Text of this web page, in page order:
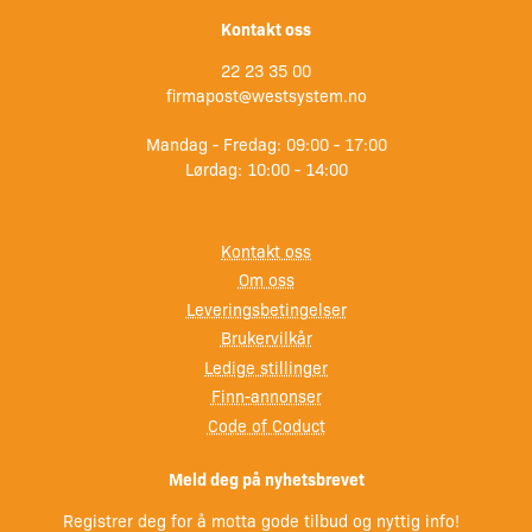
Kontakt oss
22 23 35 00
firmapost@westsystem.no
Mandag - Fredag: 09:00 - 17:00
Lørdag: 10:00 - 14:00
Kontakt oss
Om oss
Leveringsbetingelser
Brukervilkår
Ledige stillinger
Finn-annonser
Code of Coduct
Meld deg på nyhetsbrevet
Registrer deg for å motta gode tilbud og nyttig info!